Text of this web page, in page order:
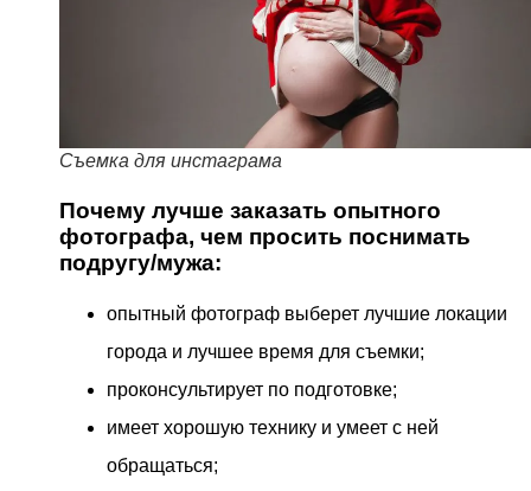
Съемка для инстаграма
Почему лучше заказать опытного
фотографа, чем просить поснимать
подругу/мужа:
опытный фотограф выберет лучшие локации
города и лучшее время для съемки;
проконсультирует по подготовке;
имеет хорошую технику и умеет с ней
обращаться;